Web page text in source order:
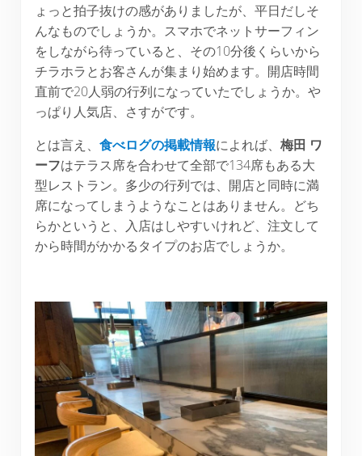
ょっと拍子抜けの感がありましたが、平日だしそ
んなものでしょうか。スマホでネットサーフィン
をしながら待っていると、その10分後くらいから
チラホラとお客さんが集まり始めます。開店時間
直前で20人弱の行列になっていたでしょうか。や
っぱり人気店、さすがです。
とは言え、 食べログの掲載情報によれば、 梅田 ワ
ーフはテラス席を合わせて全部で134席もある大
型レストラン。多少の行列では、開店と同時に満
席になってしまうようなことはありません。どち
らかというと、入店はしやすいけれど、注文して
から時間がかかるタイプのお店でしょうか。